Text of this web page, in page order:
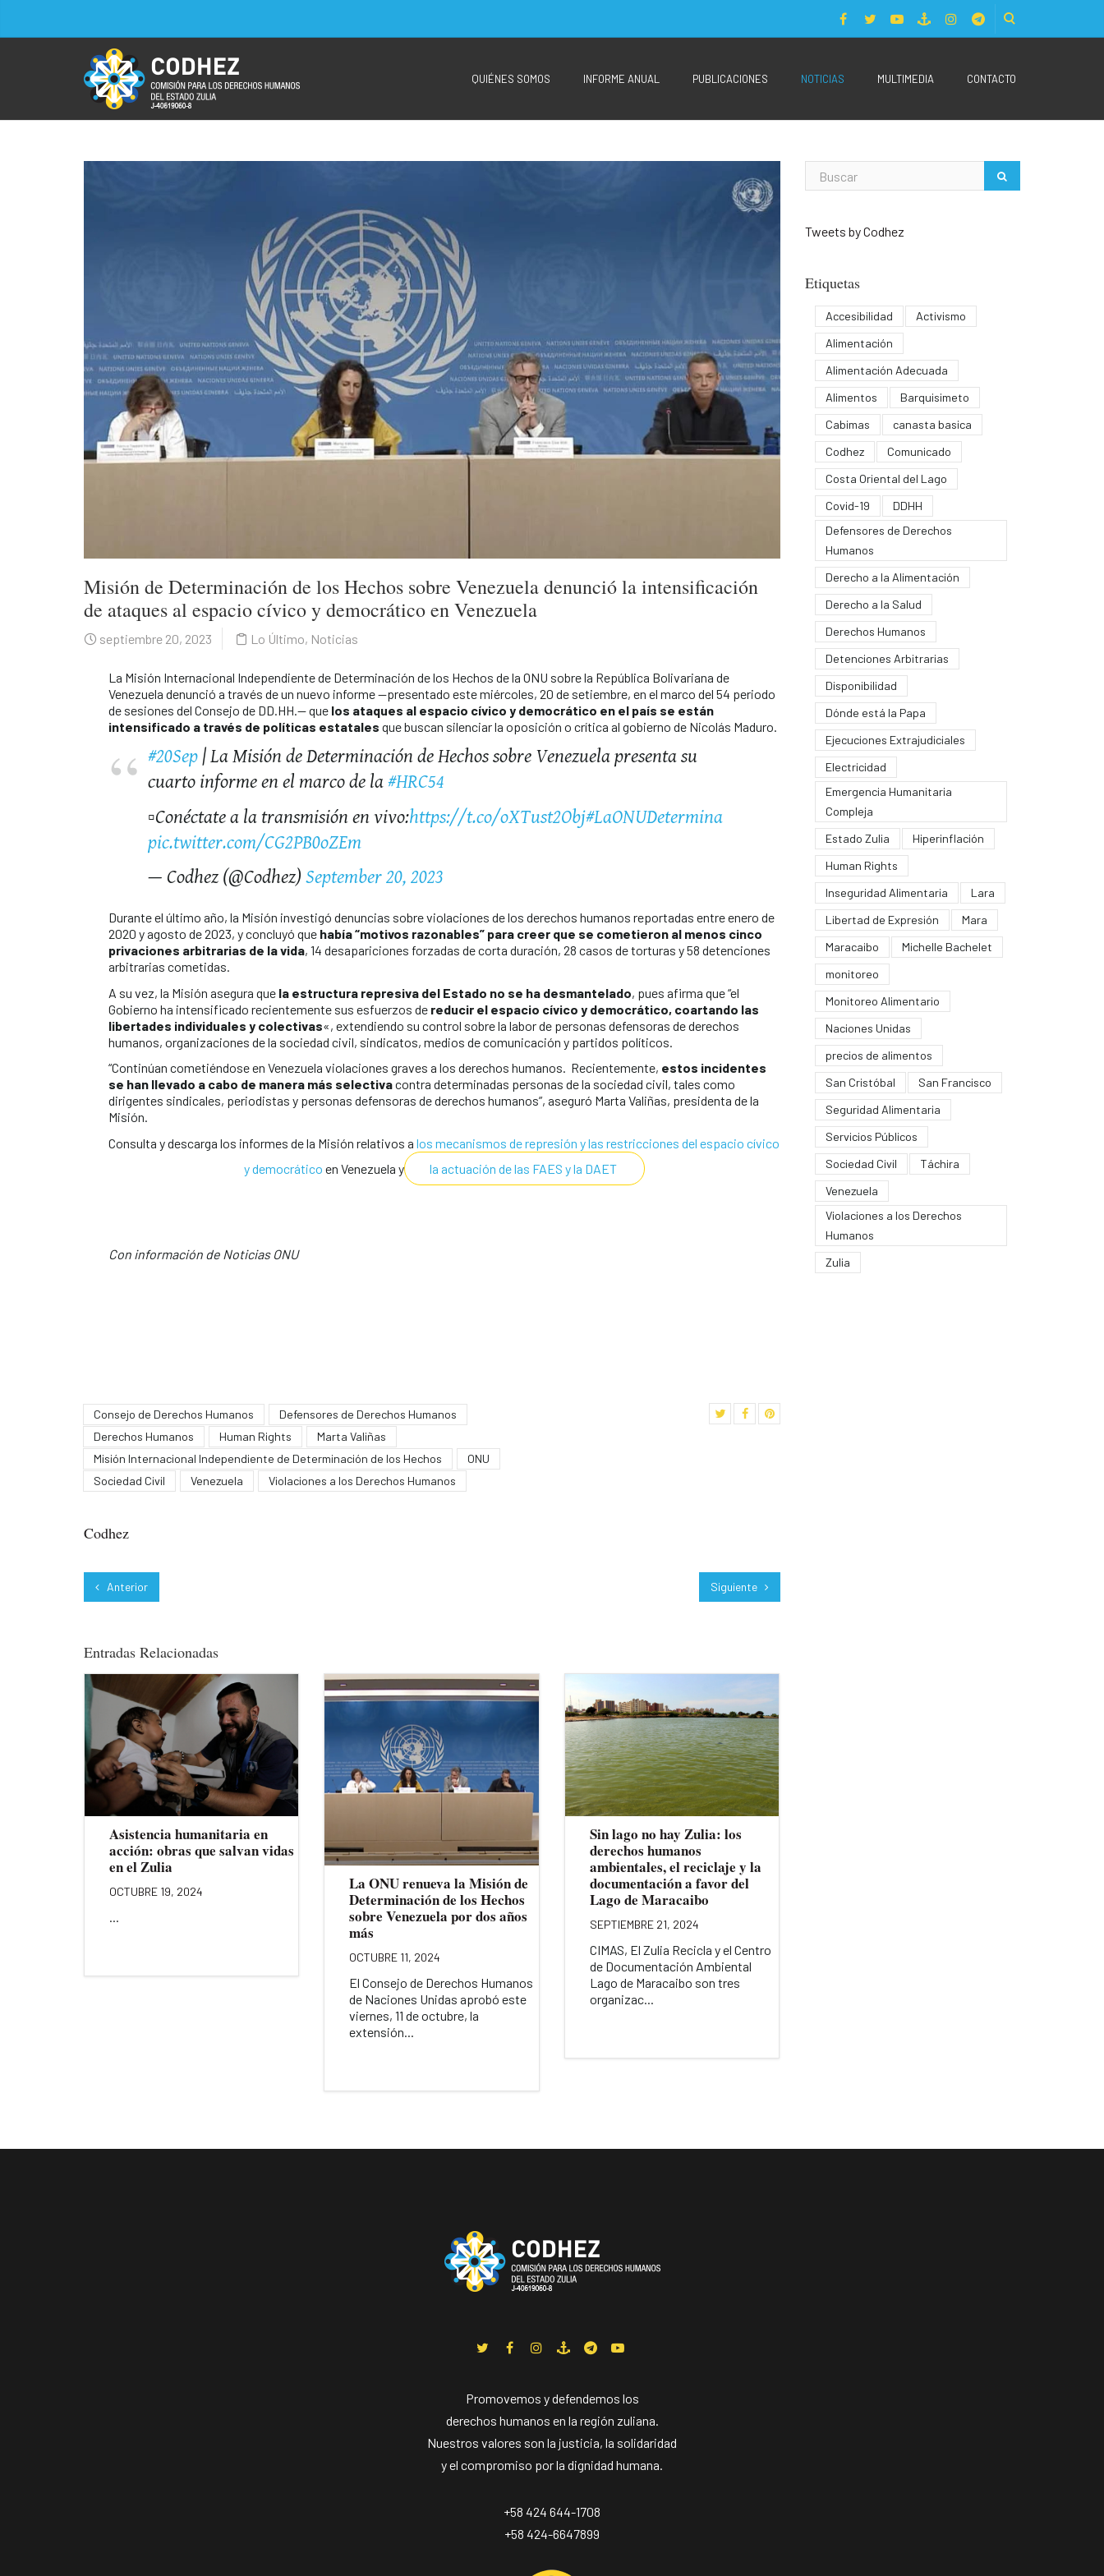
QUIÉNES SOMOS INFORME ANUAL PUBLICACIONES NOTICIAS MULTIMEDIA CONTACTO
Misión de Determinación de los Hechos sobre Venezuela denunció la intensificación
de ataques al espacio cívico y democrático en Venezuela
septiembre 20, 2023 Lo Último, Noticias
La Misión Internacional Independiente de Determinación de los Hechos de la ONU sobre la República Bolivariana de
Venezuela denunció a través de un nuevo informe —presentado este miércoles, 20 de setiembre, en el marco del 54 periodo
de sesiones del Consejo de DD.HH.— que los ataques al espacio cívico y democrático en el país se están
intensificado a través de políticas estatales que buscan silenciar la oposición o crítica al gobierno de Nicolás Maduro.
#20Sep | La Misión de Determinación de Hechos sobre Venezuela presenta su
cuarto informe en el marco de la#HRC54
▫️Conéctate a la transmisión en vivo:https://t.co/oXTust2Obj#LaONUDetermina
pic.twitter.com/CG2PB0oZEm
— Codhez (@Codhez) September 20, 2023
Durante el último año, la Misión investigó denuncias sobre violaciones de los derechos humanos reportadas entre enero de
2020 y agosto de 2023, y concluyó que había “motivos razonables” para creer que se cometieron al menos cinco
privaciones arbitrarias de la vida, 14 desapariciones forzadas de corta duración, 28 casos de torturas y 58 detenciones
arbitrarias cometidas.
A su vez, la Misión asegura que la estructura represiva del Estado no se ha desmantelado, pues afirma que “el
Gobierno ha intensificado recientemente sus esfuerzos de reducir el espacio cívico y democrático, coartando las
libertades individuales y colectivas«, extendiendo su control sobre la labor de personas defensoras de derechos
humanos, organizaciones de la sociedad civil, sindicatos, medios de comunicación y partidos políticos.
“Continúan cometiéndose en Venezuela violaciones graves a los derechos humanos. Recientemente, estos incidentes
se han llevado a cabo de manera más selectivacontra determinadas personas de la sociedad civil, tales como
dirigentes sindicales, periodistas y personas defensoras de derechos humanos”, aseguró Marta Valiñas, presidenta de la
Misión.
Consulta y descarga los informes de la Misión relativos a los mecanismos de represión y las restricciones del espacio cívico
y democrático en Venezuela y la actuación de las FAES y la DAET
Con información de Noticias ONU
Consejo de Derechos Humanos
Defensores de Derechos Humanos
Derechos Humanos
Human Rights
Marta Valiñas
Misión Internacional Independiente de Determinación de los Hechos
ONU
Sociedad Civil
Venezuela Violaciones a los Derechos Humanos
Codhez
Anterior Siguiente
Entradas Relacionadas
Asistencia humanitaria en
acción: obras que salvan vidas
en el Zulia
OCTUBRE 19, 2024
...
La ONU renueva la Misión de
Determinación de los Hechos
sobre Venezuela por dos años
más
OCTUBRE 11, 2024
El Consejo de Derechos Humanos
de Naciones Unidas aprobó este
viernes, 11 de octubre, la
extensión...
Sin lago no hay Zulia: los
derechos humanos
ambientales, el reciclaje y la
documentación a favor del
Lago de Maracaibo
SEPTIEMBRE 21, 2024
CIMAS, El Zulia Recicla y el Centro
de Documentación Ambiental
Lago de Maracaibo son tres
organizac...
Tweets by Codhez
Etiquetas
Accesibilidad
Activismo
Alimentación
Alimentación Adecuada
Alimentos
Barquisimeto
Cabimas
canasta basica
Codhez
Comunicado
Costa Oriental del Lago
Covid-19
DDHH
Defensores de Derechos
Humanos
Derecho a la Alimentación
Derecho a la Salud
Derechos Humanos
Detenciones Arbitrarias
Disponibilidad
Dónde está la Papa
Ejecuciones Extrajudiciales
Electricidad
Emergencia Humanitaria
Compleja
Estado Zulia
Hiperinflación
Human Rights
Inseguridad Alimentaria
Lara
Libertad de Expresión
Mara
Maracaibo
Michelle Bachelet
monitoreo
Monitoreo Alimentario
Naciones Unidas
precios de alimentos
San Cristóbal
San Francisco
Seguridad Alimentaria
Servicios Públicos
Sociedad Civil
Táchira
Venezuela
Violaciones a los Derechos
Humanos
Zulia
Promovemos y defendemos los
derechos humanos en la región zuliana.
Nuestros valores son la justicia, la solidaridad
y el compromiso por la dignidad humana.
+58 424 644-1708
+58 424-6647899